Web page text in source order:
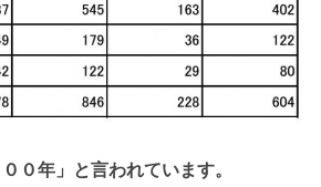
００年」と言われています。